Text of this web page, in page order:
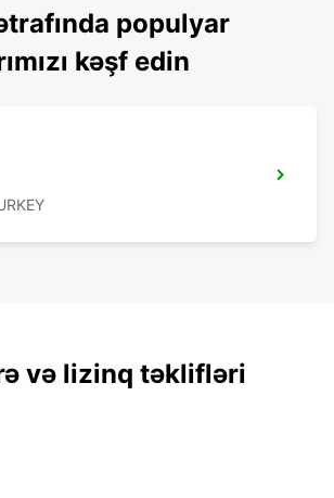
populyar
kəşf edin
və lizinq təklifləri